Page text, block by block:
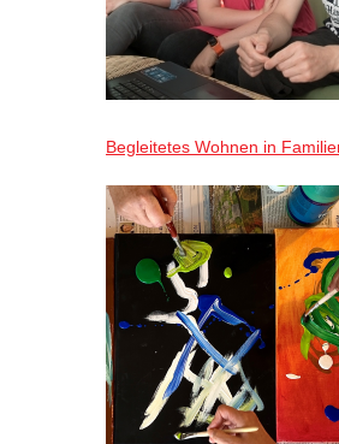
Begleitetes Wohnen in